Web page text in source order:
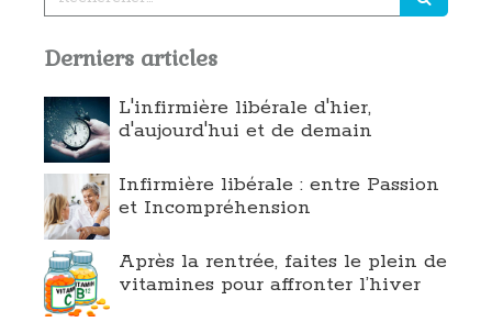
Derniers articles
L'infirmière libérale d'hier,
d'aujourd'hui et de demain
Infirmière libérale : entre Passion
et Incompréhension
Après la rentrée, faites le plein de
vitamines pour affronter l’hiver